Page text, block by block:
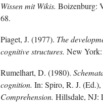
Wissen mit Wikis. Boizenburg:
68.
Piaget, J. (1977). The
cognitive structures. New
Rumelhart, D. (1980).
cognition. In: Spiro, R. J. (Ed.),
Comprehension. Hillsdale, NJ: